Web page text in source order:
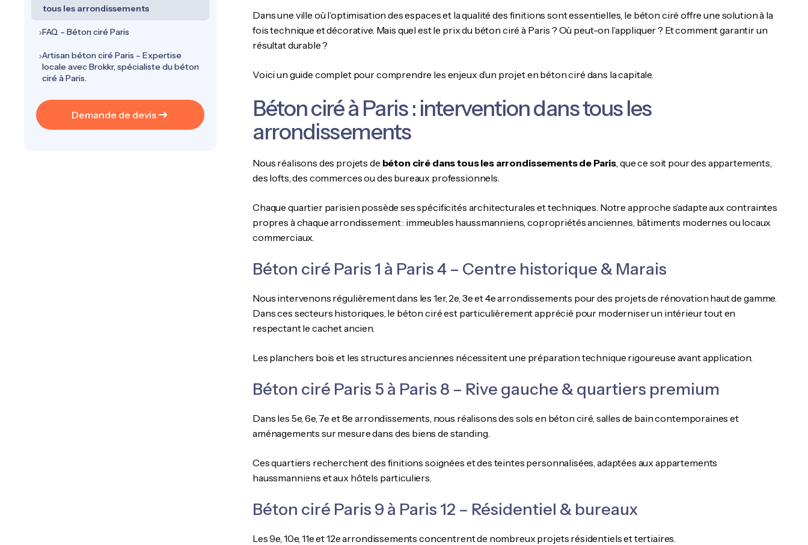
tous les arrondissements
FAQ – Béton ciré Paris
Artisan béton ciré Paris – Expertise
locale avec Brokkr, spécialiste du béton
ciré à Paris.
Demande de devis
Dans une ville où l’optimisation des espaces et la qualité des finitions sont essentielles, le béton ciré offre une solution à la
fois technique et décorative. Mais quel est le prix du béton ciré à Paris ? Où peut-on l’appliquer ? Et comment garantir un
résultat durable ?
Voici un guide complet pour comprendre les enjeux d’un projet en béton ciré dans la capitale.
Béton ciré à Paris : intervention dans tous les
arrondissements
Nous réalisons des projets de béton ciré dans tous les arrondissements de Paris, que ce soit pour des appartements,
des lofts, des commerces ou des bureaux professionnels.
Chaque quartier parisien possède ses spécificités architecturales et techniques. Notre approche s’adapte aux contraintes
propres à chaque arrondissement : immeubles haussmanniens, copropriétés anciennes, bâtiments modernes ou locaux
commerciaux.
Béton ciré Paris 1 à Paris 4 – Centre historique & Marais
Nous intervenons régulièrement dans les 1er, 2e, 3e et 4e arrondissements pour des projets de rénovation haut de gamme.
Dans ces secteurs historiques, le béton ciré est particulièrement apprécié pour moderniser un intérieur tout en
respectant le cachet ancien.
Les planchers bois et les structures anciennes nécessitent une préparation technique rigoureuse avant application.
Béton ciré Paris 5 à Paris 8 – Rive gauche & quartiers premium
Dans les 5e, 6e, 7e et 8e arrondissements, nous réalisons des sols en béton ciré, salles de bain contemporaines et
aménagements sur mesure dans des biens de standing.
Ces quartiers recherchent des finitions soignées et des teintes personnalisées, adaptées aux appartements
haussmanniens et aux hôtels particuliers.
Béton ciré Paris 9 à Paris 12 – Résidentiel & bureaux
Les 9e, 10e, 11e et 12e arrondissements concentrent de nombreux projets résidentiels et tertiaires.